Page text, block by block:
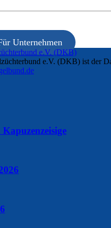
Unternehmen
e.V. (DKB) ist der